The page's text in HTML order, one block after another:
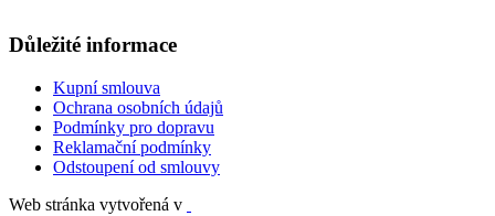
Důležité informace
Kupní smlouva
Ochrana osobních údajů
Podmínky pro dopravu
Reklamační podmínky
Odstoupení od smlouvy
Web stránka vytvořená v